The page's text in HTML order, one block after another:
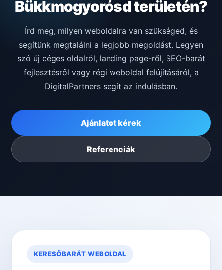
Bükkmogyorósd területén?
Írd meg, milyen weboldalra van szükséged, és
segítünk megtalálni a legjobb megoldást. Legyen
szó új céges oldalról, landing page-ről, SEO-barát
fejlesztésről vagy régi weboldal felújításáról, a
DigitalPartners segít az indulásban.
Ajánlatot kérek
Referenciák
KERESŐBARÁT WEBOLDAL